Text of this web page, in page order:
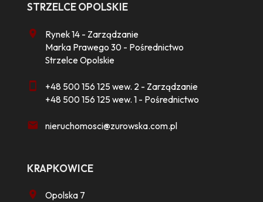
STRZELCE OPOLSKIE
Rynek 14 - Zarządzanie
Marka Prawego 30 - Pośrednictwo
Strzelce Opolskie
+48 500 156 125 wew. 2 - Zarządzanie
+48 500 156 125 wew. 1 - Pośrednictwo
nieruchomosci@zurowska.com.pl
KRAPKOWICE
Opolska 7